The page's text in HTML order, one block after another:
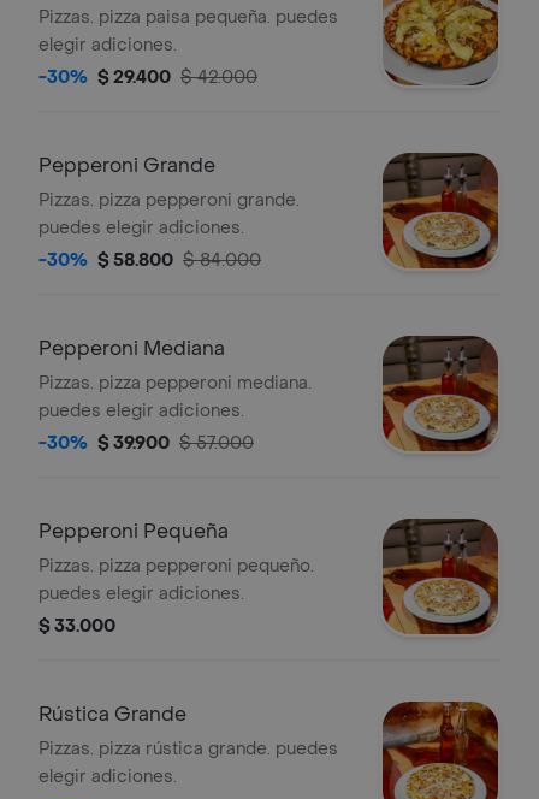
Pizzas. pizza paisa pequeña. puedes
elegir adiciones.
-30% $ 29.400 $ 42.000
Pepperoni Grande
Pizzas. pizza pepperoni grande.
puedes elegir adiciones.
-30% $ 58.800 $ 84.000
Pepperoni Mediana
Pizzas. pizza pepperoni mediana.
puedes elegir adiciones.
-30% $ 39.900 $ 57.000
Pepperoni Pequeña
Pizzas. pizza pepperoni pequeño.
puedes elegir adiciones.
$ 33.000
Rústica Grande
Pizzas. pizza rústica grande. puedes
elegir adiciones.